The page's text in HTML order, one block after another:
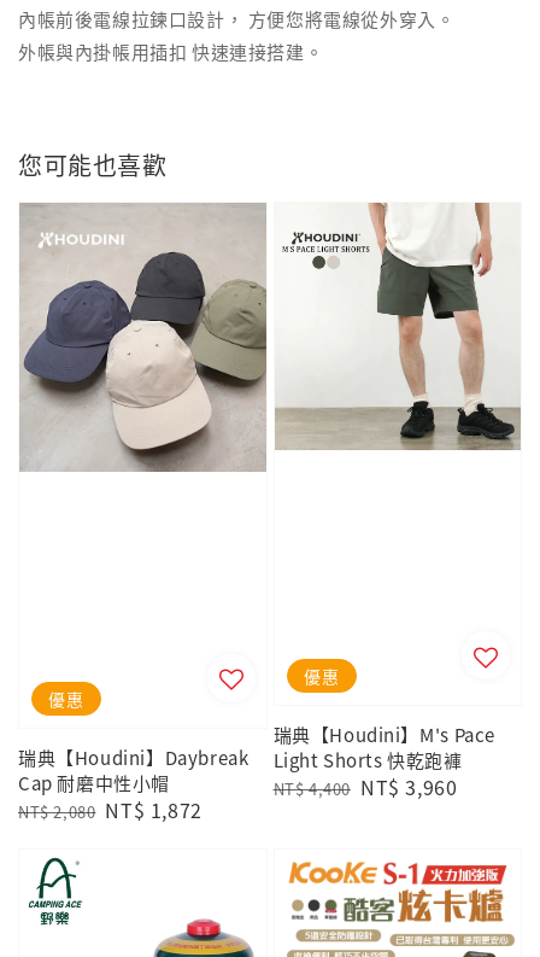
內帳前後電線拉鍊口設計， 方便您將電線從外穿入。
外帳與內掛帳用插扣 快速連接搭建。
您可能也喜歡
優惠
瑞典【Houdini】Daybreak
Cap 耐磨中性小帽
Regular
NT$ 2,080 Sale
NT$ 1,872
優惠
瑞典【Houdini】M's Pace
Light Shorts 快乾跑褲
Regular
NT$ 4,400 Sale
NT$ 3,960